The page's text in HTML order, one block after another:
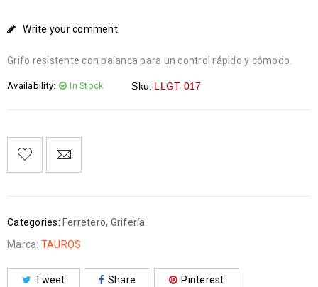
Write your comment
Grifo resistente con palanca para un control rápido y cómodo.
Availability: In Stock Sku: LLGT-017
Categories: Ferretero, Grifería
Marca: TAUROS
Tweet Share Pinterest